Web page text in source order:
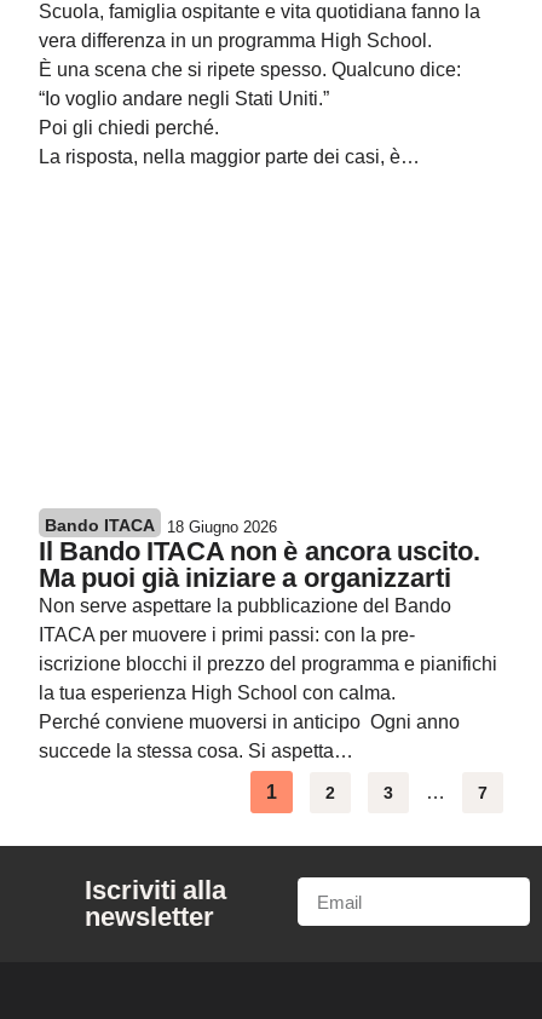
Scuola, famiglia ospitante e vita quotidiana fanno la
vera differenza in un programma High School.
È una scena che si ripete spesso. Qualcuno dice:
“Io voglio andare negli Stati Uniti.”
Poi gli chiedi perché.
La risposta, nella maggior parte dei casi, è…
Bando ITACA 18 Giugno 2026
Il Bando ITACA non è ancora uscito.
Ma puoi già iniziare a organizzarti
Non serve aspettare la pubblicazione del Bando
ITACA per muovere i primi passi: con la pre-
iscrizione blocchi il prezzo del programma e pianifichi
la tua esperienza High School con calma.
Perché conviene muoversi in anticipo Ogni anno
succede la stessa cosa. Si aspetta…
1
2 3 … 7
Iscriviti alla
newsletter